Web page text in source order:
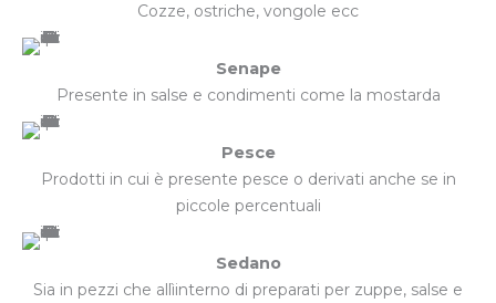
Cozze, ostriche, vongole ecc
Senape
Presente in salse e condimenti come la mostarda
Pesce
Prodotti in cui è presente pesce o derivati anche se in
piccole percentuali
Sedano
Sia in pezzi che allìinterno di preparati per zuppe, salse e